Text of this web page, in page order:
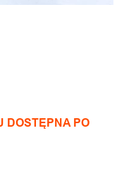
DOSTĘPNA PO